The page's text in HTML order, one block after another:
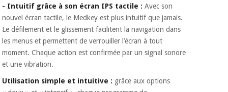
- Intuitif grâce à son écran IPS tactile : Avec son
nouvel écran tactile, le Medkey est plus intuitif que jamais.
Le défilement et le glissement facilitent la navigation dans
les menus et permettent de verrouiller l’écran à tout
moment. Chaque action est confirmée par un signal sonore
et une vibration.
Utilisation simple et intuitive : grâce aux options